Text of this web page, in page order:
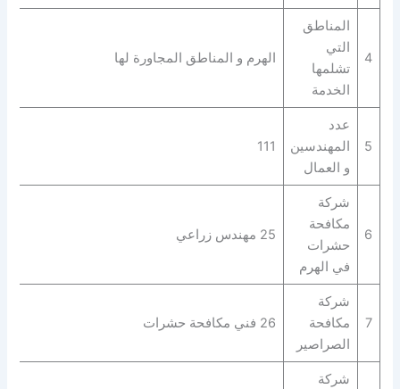
4
المناطق
التي
تشلمها
الخدمة
الهرم و المناطق المجاورة لها
5
عدد
المهندسين
و العمال
111
6
شركة
مكافحة
حشرات
في الهرم
25 مهندس زراعي
7
شركة
مكافحة
الصراصير
26 فني مكافحة حشرات
شركة